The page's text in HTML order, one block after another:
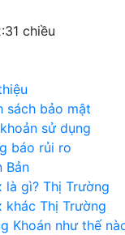
và Forex
chiều
sách bảo mật
sử dụng
báo rủi ro
Bản
là gì? Thị Trường
khác Thị Trường
Khoán như thế